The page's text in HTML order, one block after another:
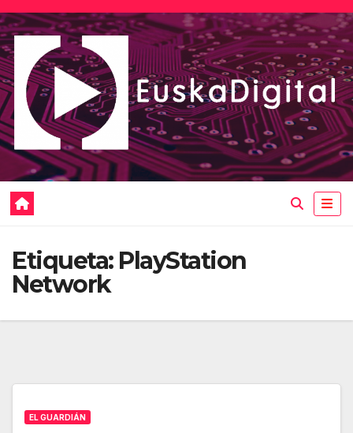
Saltar
al
contenido
Etiqueta: PlayStation
Network
EL GUARDIÁN